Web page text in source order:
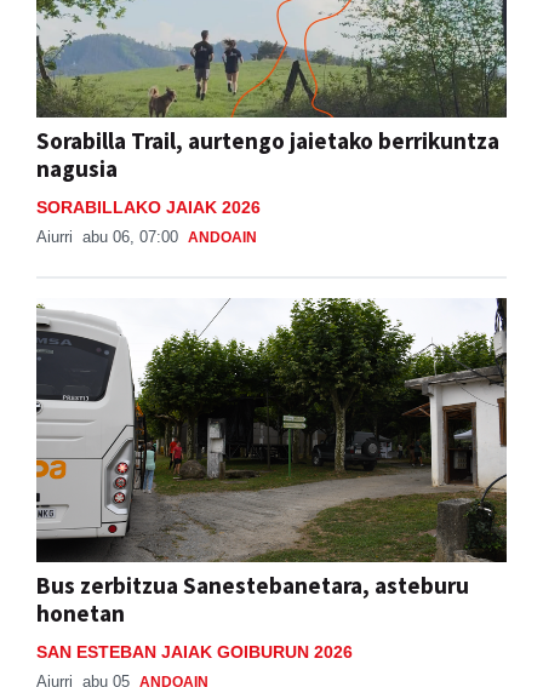
Sorabilla Trail, aurtengo jaietako berrikuntza
nagusia
SORABILLAKO JAIAK 2026
Aiurri abu 06, 07:00 ANDOAIN
Bus zerbitzua Sanestebanetara, asteburu
honetan
SAN ESTEBAN JAIAK GOIBURUN 2026
Aiurri abu 05 ANDOAIN